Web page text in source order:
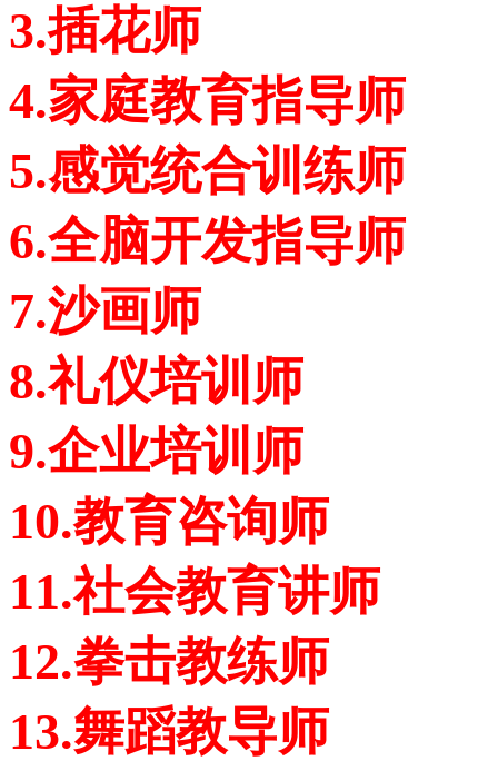
3.插花师
4.家庭教育指导师
5.感觉统合训练师
6.全脑开发指导师
7.沙画师
8.礼仪培训师
9.企业培训师
10.教育咨询师
11.社会教育讲师
12.拳击教练师
13.舞蹈教导师